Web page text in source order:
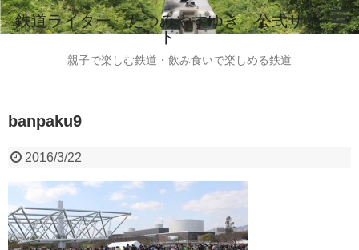
鉄道ライター たつみやすゆき 公式サイ
ト
親子で楽しむ鉄道・飲み食いで楽しめる鉄道
banpaku9
2016/3/22
instagram
ご意見・ご感想・お問い合わせはこちらから
全国のビール列車情報（2015.8現在）